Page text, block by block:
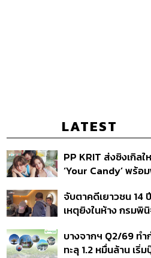
LATEST
PP KRIT ส่งซิงเกิลใ
‘Your Candy’ พร้อ
สิกวิดีโอ
จับตาคดีเยาวชน 14
เหตุยิงในห้าง กรมพิ
เนื่อง ประเมินปล่อยตั
บางจากฯ Q2/69 ทำ
ทะลุ 1.2 หมื่นล้าน เริ่